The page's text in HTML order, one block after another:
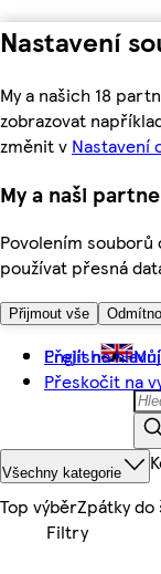
Nastavení
My a našich 18
zobrazovat
změnit v Nastavení
My a naši
Povolením
používat přesná
Přijmout vše
Přejít na
Přeskočit na
English
Všechny kategorie
Top výběrZpátky do